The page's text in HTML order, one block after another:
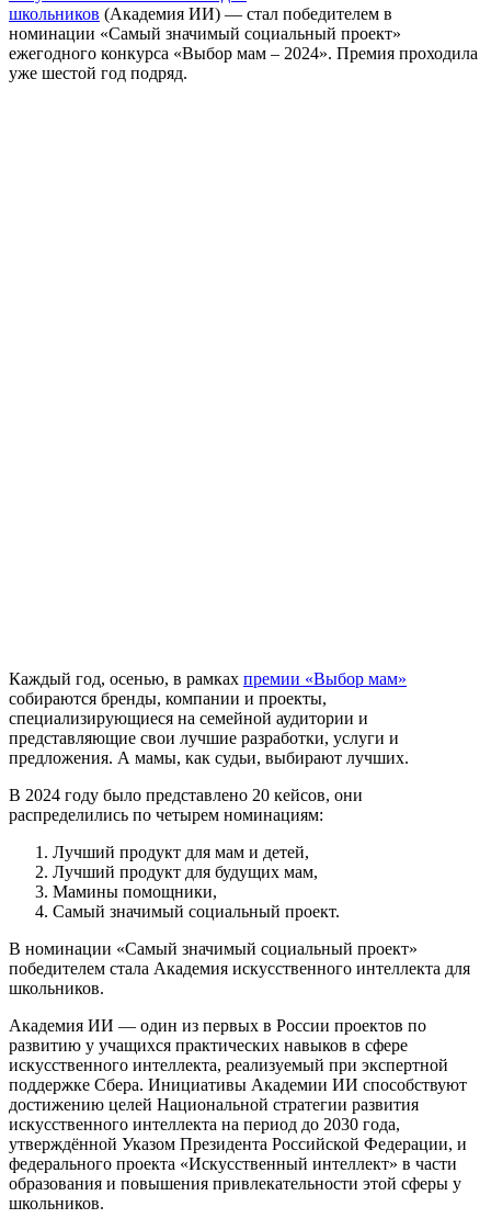
школьников (Академия ИИ) — стал победителем в
номинации «Самый значимый социальный проект»
ежегодного конкурса «Выбор мам – 2024». Премия проходила
уже шестой год подряд.
Каждый год, осенью, в рамках премии «Выбор мам»
собираются бренды, компании и проекты,
специализирующиеся на семейной аудитории и
представляющие свои лучшие разработки, услуги и
предложения. А мамы, как судьи, выбирают лучших.
В 2024 году было представлено 20 кейсов, они
распределились по четырем номинациям:
Лучший продукт для мам и детей,
Лучший продукт для будущих мам,
Мамины помощники,
Самый значимый социальный проект.
В номинации «Самый значимый социальный проект»
победителем стала Академия искусственного интеллекта для
школьников.
Академия ИИ — один из первых в России проектов по
развитию у учащихся практических навыков в сфере
искусственного интеллекта, реализуемый при экспертной
поддержке Сбера. Инициативы Академии ИИ способствуют
достижению целей Национальной стратегии развития
искусственного интеллекта на период до 2030 года,
утверждённой Указом Президента Российской Федерации, и
федерального проекта «Искусственный интеллект» в части
образования и повышения привлекательности этой сферы у
школьников.